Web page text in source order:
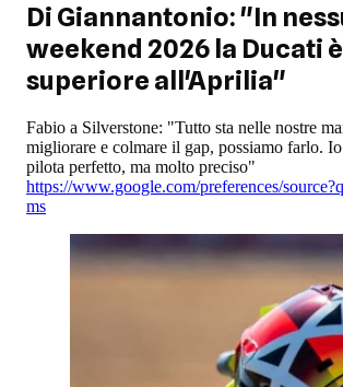
Di Giannantonio: "In
weekend 2026 la Ducati
superiore all'Aprilia"
Fabio a Silverstone: "Tutto sta nelle nostre
migliorare e colmare il gap, possiamo farlo.
pilota perfetto, ma molto preciso"
https://www.google.com/preferences/
ms